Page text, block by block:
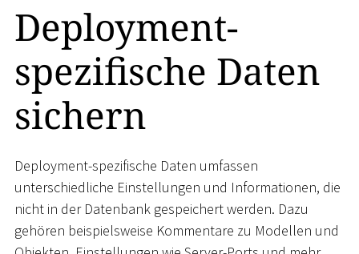
Deployment-
spezifische Daten
sichern
Deployment-spezifische Daten umfassen
unterschiedliche Einstellungen und Informationen, die
nicht in der Datenbank gespeichert werden. Dazu
gehören beispielsweise Kommentare zu Modellen und